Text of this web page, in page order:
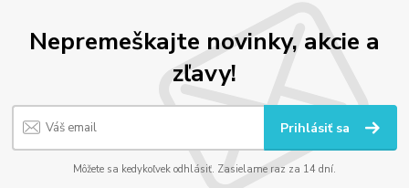
Nepremeškajte novinky, akcie a
zľavy!
Prihlásiť sa
Môžete sa kedykoľvek odhlásiť. Zasielame raz za 14 dní.